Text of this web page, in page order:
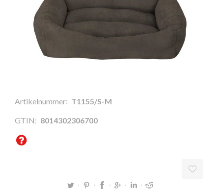
Artikelnummer: T1155/S-M
GTIN: 8014302306700